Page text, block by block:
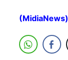
(MidiaNews)